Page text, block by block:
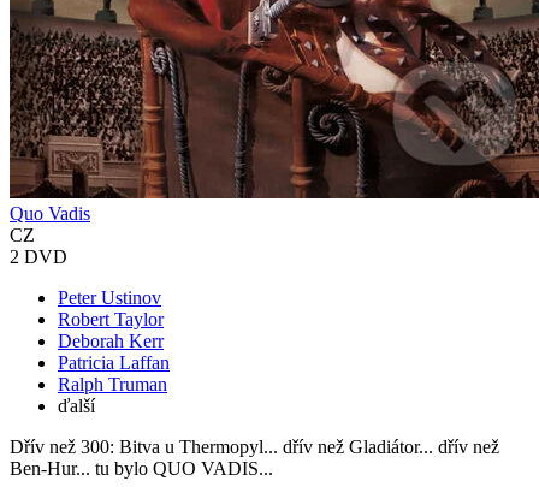
Quo Vadis
CZ
2 DVD
Peter Ustinov
Robert Taylor
Deborah Kerr
Patricia Laffan
Ralph Truman
ďalší
Dřív než 300: Bitva u Thermopyl... dřív než Gladiátor... dřív než
Ben-Hur... tu bylo QUO VADIS...